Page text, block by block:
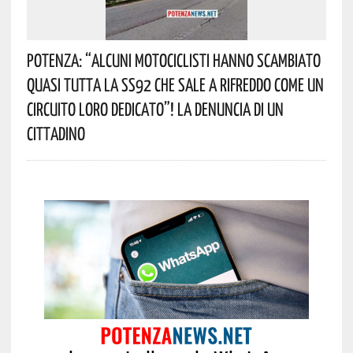
Potenza: “alcuni Motociclisti Hanno Scambiato
Quasi Tutta La SS92 Che Sale A Rifreddo Come Un
Circuito Loro Dedicato”! La Denuncia Di Un
Cittadino